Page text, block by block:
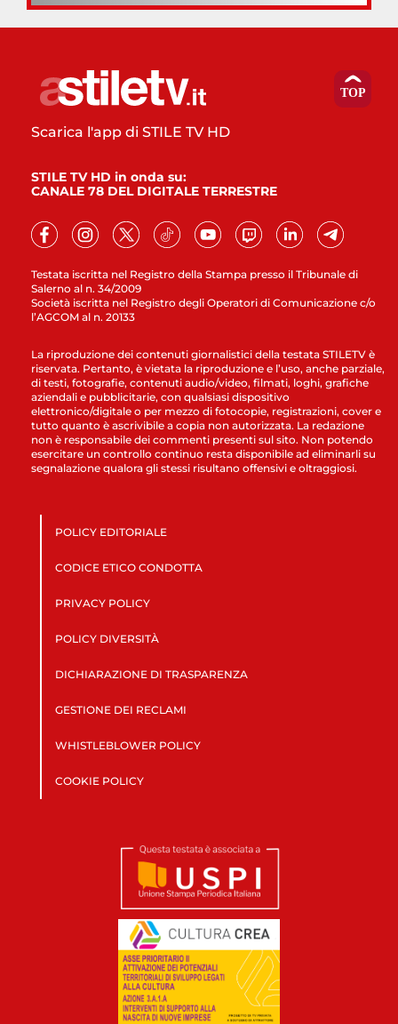
Testata iscritta nel Registro della Stampa presso il Tribunale di
Salerno al n. 34/2009
Società iscritta nel Registro degli Operatori di Comunicazione c/o
l’AGCOM al n. 20133
Scarica l'app di STILE TV HD
STILE TV HD in onda su:
CANALE 78 DEL DIGITALE TERRESTRE
La riproduzione dei contenuti giornalistici della testata STILETV è
riservata. Pertanto, è vietata la riproduzione e l’uso, anche parziale,
di testi, fotografie, contenuti audio/video, filmati, loghi, grafiche
aziendali e pubblicitarie, con qualsiasi dispositivo
elettronico/digitale o per mezzo di fotocopie, registrazioni, cover e
tutto quanto è ascrivibile a copia non autorizzata. La redazione
non è responsabile dei commenti presenti sul sito. Non potendo
esercitare un controllo continuo resta disponibile ad eliminarli su
segnalazione qualora gli stessi risultano offensivi e oltraggiosi.
POLICY EDITORIALE
CODICE ETICO CONDOTTA
PRIVACY POLICY
POLICY DIVERSITÀ
DICHIARAZIONE DI TRASPARENZA
GESTIONE DEI RECLAMI
WHISTLEBLOWER POLICY
COOKIE POLICY